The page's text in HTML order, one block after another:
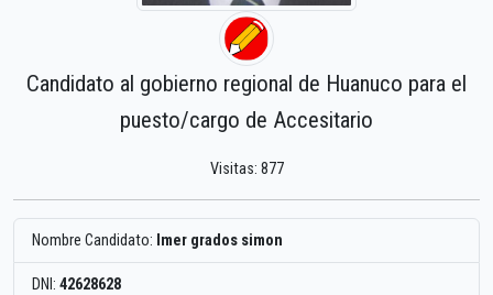
Candidato al gobierno regional de Huanuco para el
puesto/cargo de Accesitario
Visitas: 877
Nombre Candidato: Imer grados simon
DNI: 42628628